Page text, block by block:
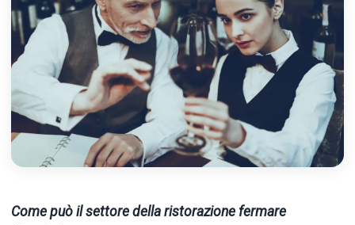
Come può il settore della ristorazione fermare